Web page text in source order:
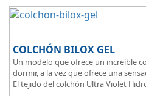
COLCHÓN BILOX GEL
Un modelo que ofrece un increíble
dormir, a la vez que ofrece una
El tejido del colchón Ultra Violet